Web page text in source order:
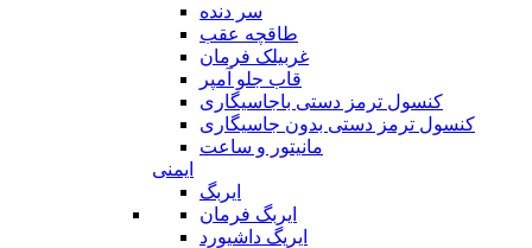
سر دنده
طاقچه عقب
غربیلک فرمان
قاب جلو آمپر
کنسول ترمز دستی باجاسیگاری
کنسول ترمز دستی بدون جاسیگاری
مانیتور و ساعت
ایمنی
ایربگ
ایربگ فرمان
ایریگ داشیورد